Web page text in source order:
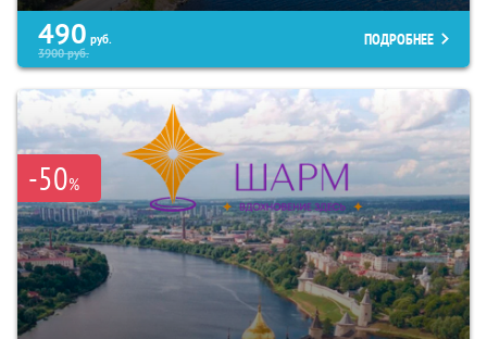
490 руб.
3900руб.
ПОДРОБНЕЕ
-50%